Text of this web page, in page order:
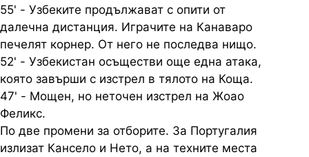
55' - Узбеките продължават с опити от
далечна дистанция. Играчите на Канаваро
печелят корнер. От него не последва нищо.
52' - Узбекистан осъществи още една атака,
която завърши с изстрел в тялото на Коща.
47' - Мощен, но неточен изстрел на Жоао
Феликс.
По две промени за отборите. За Португалия
излизат Кансело и Нето, а на техните места